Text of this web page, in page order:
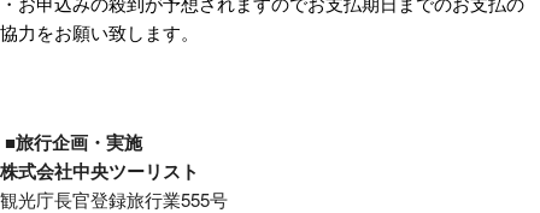
協力をお願い致します。
■旅行企画・実施
株式会社中央ツーリスト
観光庁長官登録旅行業555号